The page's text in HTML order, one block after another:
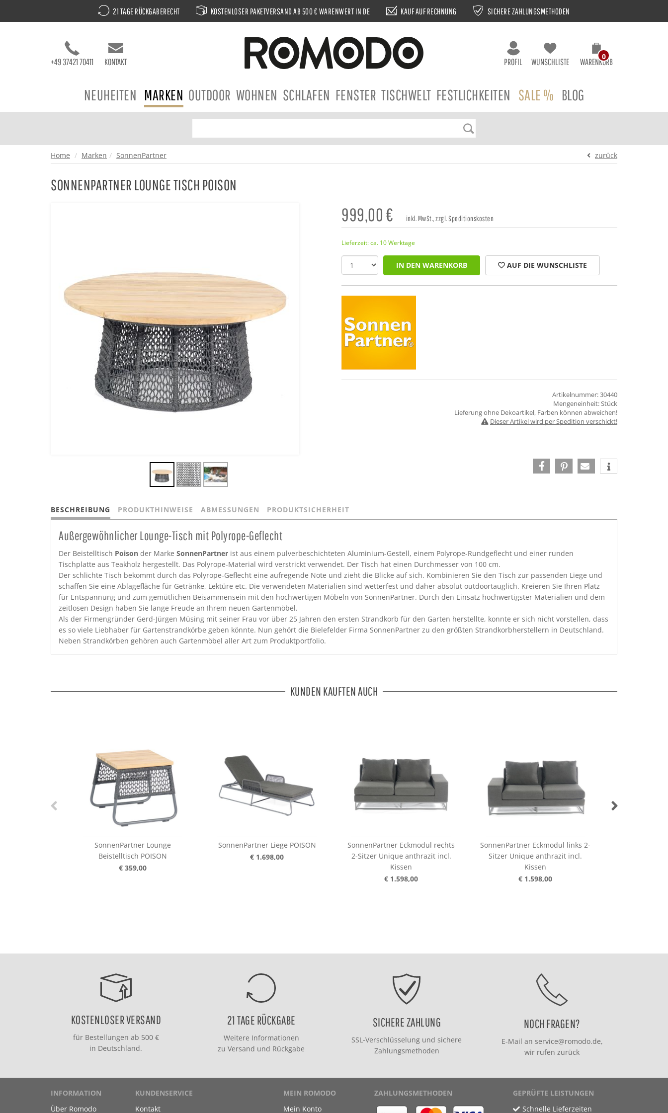
21 TAGE RÜCKGABERECHT KOSTENLOSER PAKETVERSAND AB 500 € WARENWERT IN DE KAUF AUF RECHNUNG SICHERE ZAHLUNGSMETHODEN
+49 37421 70411 KONTAKT PROFIL WUNSCHLISTE WARENKORB
0
NEUHEITEN MARKEN OUTDOOR WOHNEN SCHLAFEN FENSTER TISCHWELT FESTLICHKEITEN SALE % BLOG
Home Marken SonnenPartner zurück
SONNENPARTNER LOUNGE TISCH POISON
999,00€ inkl. MwSt., zzgl. Speditionskosten
Lieferzeit: ca. 10 Werktage
IN DEN WARENKORB AUF DIE WUNSCHLISTE
Artikelnummer: 30440
Mengeneinheit: Stück
Lieferung ohne Dekoartikel, Farben können abweichen!
Dieser Artikel wird per Spedition verschickt!
BESCHREIBUNG PRODUKTHINWEISE ABMESSUNGEN PRODUKTSICHERHEIT
Außergewöhnlicher Lounge-Tisch mit Polyrope-Geflecht
Der Beistelltisch Poison der Marke SonnenPartner ist aus einem pulverbeschichteten Aluminium-Gestell, einem Polyrope-Rundgeflecht und einer runden
Tischplatte aus Teakholz hergestellt. Das Polyrope-Material wird verstrickt verwendet. Der Tisch hat einen Durchmesser von 100 cm.
Der schlichte Tisch bekommt durch das Polyrope-Geflecht eine aufregende Note und zieht die Blicke auf sich. Kombinieren Sie den Tisch zur passenden Liege und
schaffen Sie eine Ablagefläche für Getränke, Lektüre etc. Die verwendeten Materialien sind wetterfest und daher absolut outdoortauglich. Kreieren Sie Ihren Platz
für Entspannung und zum gemütlichen Beisammensein mit den hochwertigen Möbeln von SonnenPartner. Durch den Einsatz hochwertigster Materialien und dem
zeitlosen Design haben Sie lange Freude an Ihrem neuen Gartenmöbel.
Als der Firmengründer Gerd-Jürgen Müsing mit seiner Frau vor über 25 Jahren den ersten Strandkorb für den Garten herstellte, konnte er sich nicht vorstellen, dass
es so viele Liebhaber für Gartenstrandkörbe geben könnte. Nun gehört die Bielefelder Firma SonnenPartner zu den größten Strandkorbherstellern in Deutschland.
Neben Strandkörben gehören auch Gartenmöbel aller Art zum Produktportfolio.
KUNDEN KAUFTEN AUCH
SonnenPartner Lounge
Beistelltisch POISON
€ 359,00
SonnenPartner Liege POISON
€ 1.698,00
SonnenPartner Eckmodul rechts
2-Sitzer Unique anthrazit incl.
Kissen
€ 1.598,00
SonnenPartner Eckmodul links 2-
Sitzer Unique anthrazit incl.
Kissen
€ 1.598,00
KOSTENLOSER VERSAND
für Bestellungen ab 500 €
in Deutschland.
21 TAGE RÜCKGABE
Weitere Informationen
zuVersand und Rückgabe
SICHERE ZAHLUNG
SSL-Verschlüsselung und sichere
Zahlungsmethoden
NOCH FRAGEN?
E-Mail an service@romodo.de,
wir rufen zurück
INFORMATION
Über Romodo
KUNDENSERVICE
Kontakt
MEIN ROMODO
Mein Konto
ZAHLUNGSMETHODEN
GEPRÜFTE LEISTUNGEN
Schnelle Lieferzeiten